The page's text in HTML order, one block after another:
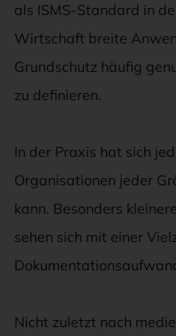
als ISMS-Standard in
Wirtschaft breite
Grundschutz häufig
zu definieren.
In der Praxis hat sich
Organisationen jeder
kann. Besonders
sehen sich mit einer
Nicht zuletzt nach